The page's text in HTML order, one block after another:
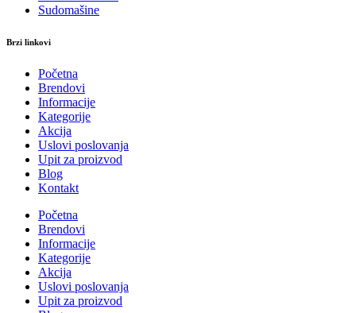
Sudomašine
Brzi linkovi
Početna
Brendovi
Informacije
Kategorije
Akcija
Uslovi poslovanja
Upit za proizvod
Blog
Kontakt
Početna
Brendovi
Informacije
Kategorije
Akcija
Uslovi poslovanja
Upit za proizvod